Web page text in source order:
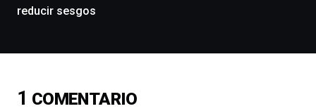
conferencias,
del
16
reducir sesgos
1 COMENTARIO